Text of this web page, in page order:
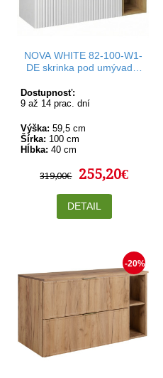
NOVA WHITE 82-100-W1-
DE skrinka pod umývadlo
Dostupnosť:
9 až 14 prac. dní
Výška: 59,5 cm
Šírka: 100 cm
Hĺbka: 40 cm
319,00€ 255,20€
DETAIL
-20%